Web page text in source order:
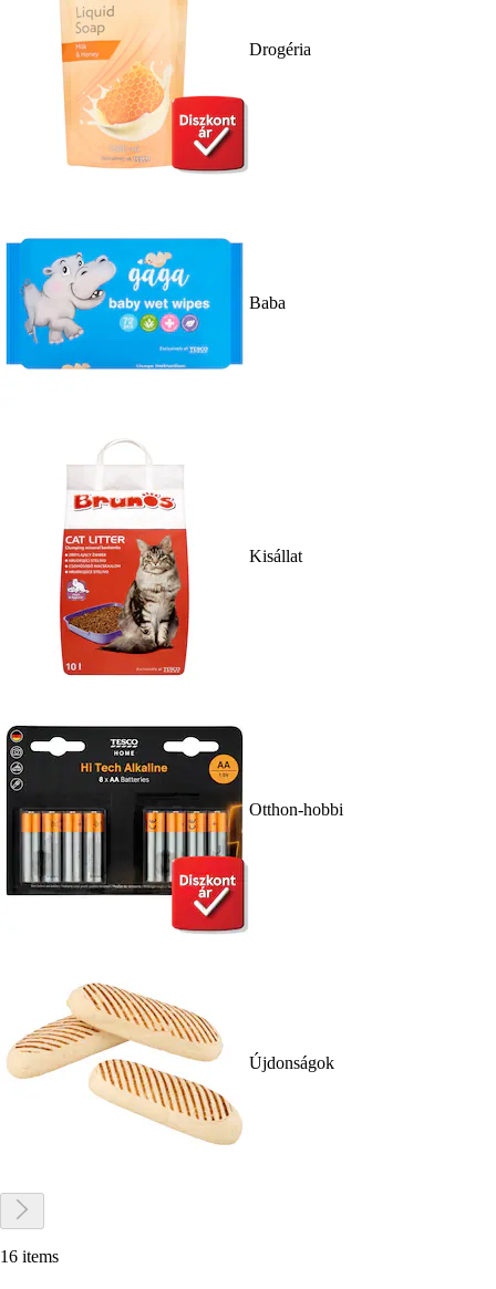
Drogéria
Baba
Kisállat
Otthon-hobbi
Újdonságok
16 items